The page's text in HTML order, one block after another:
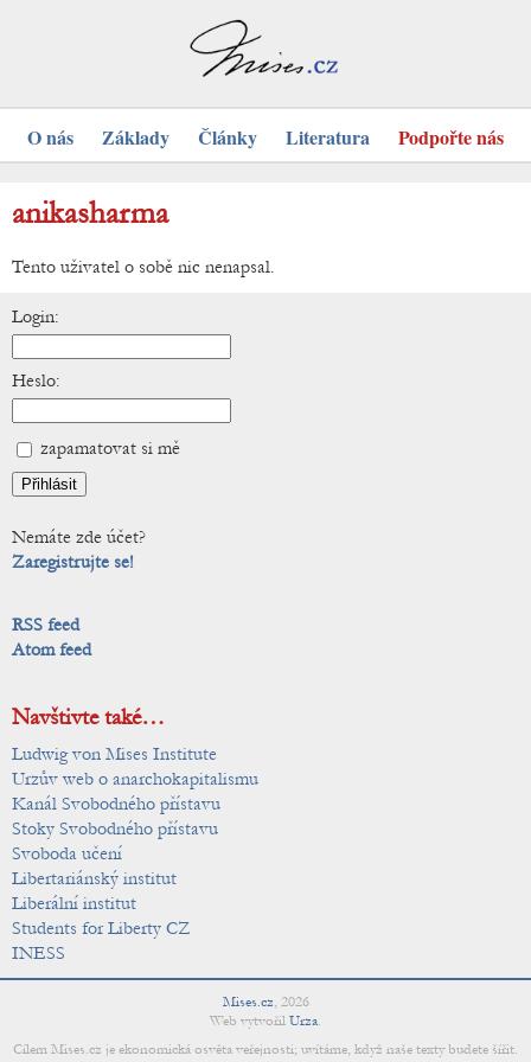
O nás Základy Články Literatura Podpořte nás
anikasharma
Tento uživatel o sobě nic nenapsal.
Login:
Heslo:
zapamatovat si mě
Nemáte zde účet?
Zaregistrujte se!
RSS feed
Atom feed
Navštivte také…
Ludwig von Mises Institute
Urzův web o anarchokapitalismu
Kanál Svobodného přístavu
Stoky Svobodného přístavu
Svoboda učení
Libertariánský institut
Liberální institut
Students for Liberty CZ
INESS
Mises.cz, 2026
Web vytvořil Urza.
Cílem Mises.cz je ekonomická osvěta veřejnosti; uvítáme, když naše texty budete šířit.